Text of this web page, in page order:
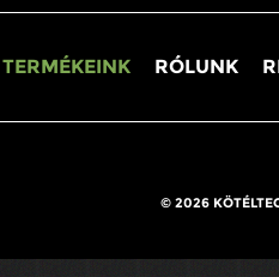
TERMÉKEINK RÓLUNK
© 2026